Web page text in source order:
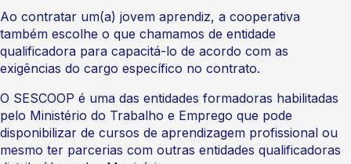
Ao contratar um(a) jovem aprendiz, a cooperativa
também escolhe o que chamamos de entidade
qualificadora para capacitá-lo de acordo com as
exigências do cargo específico no contrato.
O SESCOOP é uma das entidades formadoras habilitadas
pelo Ministério do Trabalho e Emprego que pode
disponibilizar de cursos de aprendizagem profissional ou
mesmo ter parcerias com outras entidades qualificadoras